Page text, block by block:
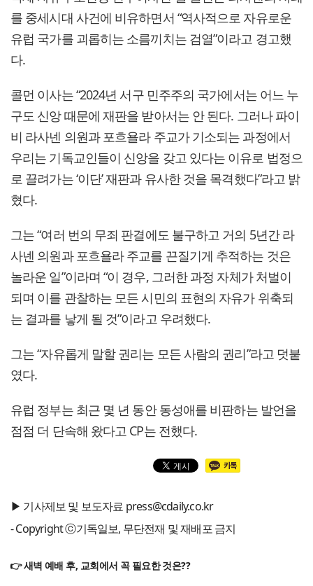
를 중세시대 사건에 비유하면서 “역사적으로 자유로운
유럽 국가를 괴롭히는 소름끼치는 검열”이라고 경고했
다.
콜먼 이사는 “2024년 서구 민주주의 국가에서는 어느 누
구도 신앙 때문에 재판을 받아서는 안 된다. 그러나 파이
비 라사넨 의원과 포흐욜라 주교가 기소되는 과정에서
우리는 기독교인들이 신앙을 갖고 있다는 이유로 법정으
로 끌려가는 ‘이단’ 재판과 유사한 것을 목격했다”라고 밝
혔다.
그는 “여러 번의 무죄 판결에도 불구하고 거의 5년간 라
사넨 의원과 포흐욜라 주교를 끈질기게 추적하는 것은
놀라운 일”이라며 “이 경우, 그러한 과정 자체가 처벌이
되며 이를 관찰하는 모든 시민의 표현의 자유가 위축되
는 결과를 낳게 될 것”이라고 우려했다.
그는 “자유롭게 말할 권리는 모든 사람의 권리”라고 덧붙
였다.
유럽 ​​정부는 최근 몇 년 동안 동성애를 비판하는 발언을
점점 더 단속해 왔다고 CP는 전했다.
▶ 기사제보 및 보도자료 press@cdaily.co.kr
- Copyright ⓒ기독일보, 무단전재 및 재배포 금지
👉 새벽 예배 후, 교회에서 꼭 필요한 것은??